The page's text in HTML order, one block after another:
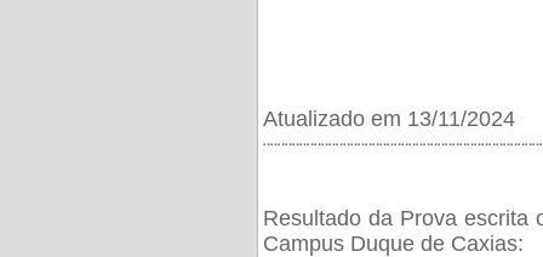
Atualizado em 13/11/2024
Resultado da Prova escrita
Campus Duque de Caxias: